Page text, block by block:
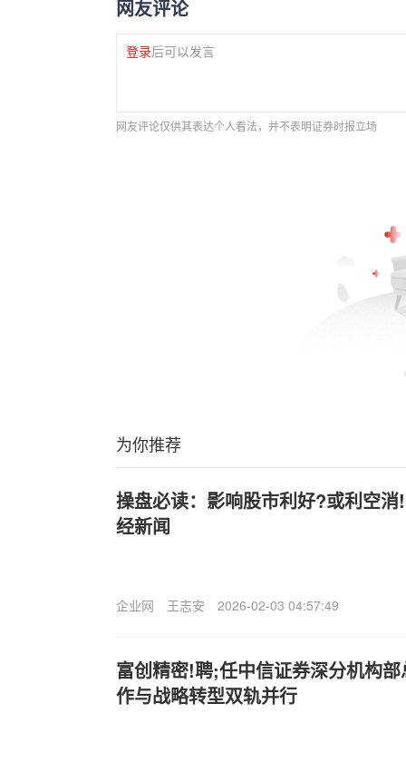
网友评论
登录后可以发言
网友评论仅供其表达个人看法，并不表明证券时报立场
为你推荐
操盘必读：影响股市利好?或利空
经新闻
企业网 王志安 2026-02-03 04:57:49
富创精密!聘;任中信证券深分机构
作与战略转型双轨并行